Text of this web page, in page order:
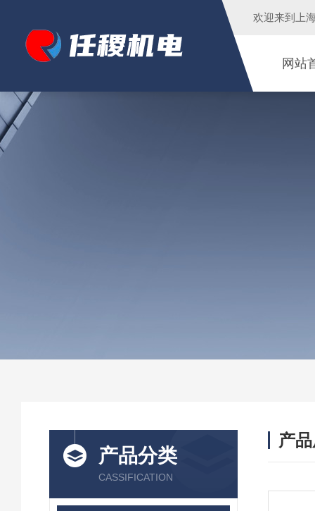
欢迎来到 上
网站
产品分类
CASSIFICATION
产